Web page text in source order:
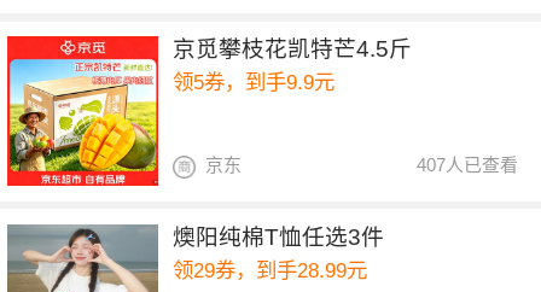
京觅攀枝花凯特芒4.5斤
领5券，到手9.9元
407人已查看
京东
燠阳纯棉T恤任选3件
领29券，到手28.99元